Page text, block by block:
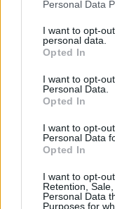
Personal Data
I want to opt-
personal data.
Opted In
I want to opt-
Personal Data.
Opted In
I want to opt-
Personal Data
Opted In
I want to opt-
Retention,
Personal Data
Purposes for
ΣΤΗΝ ΙΔΙΑ